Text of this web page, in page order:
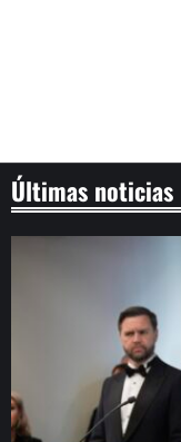
Últimas noticias